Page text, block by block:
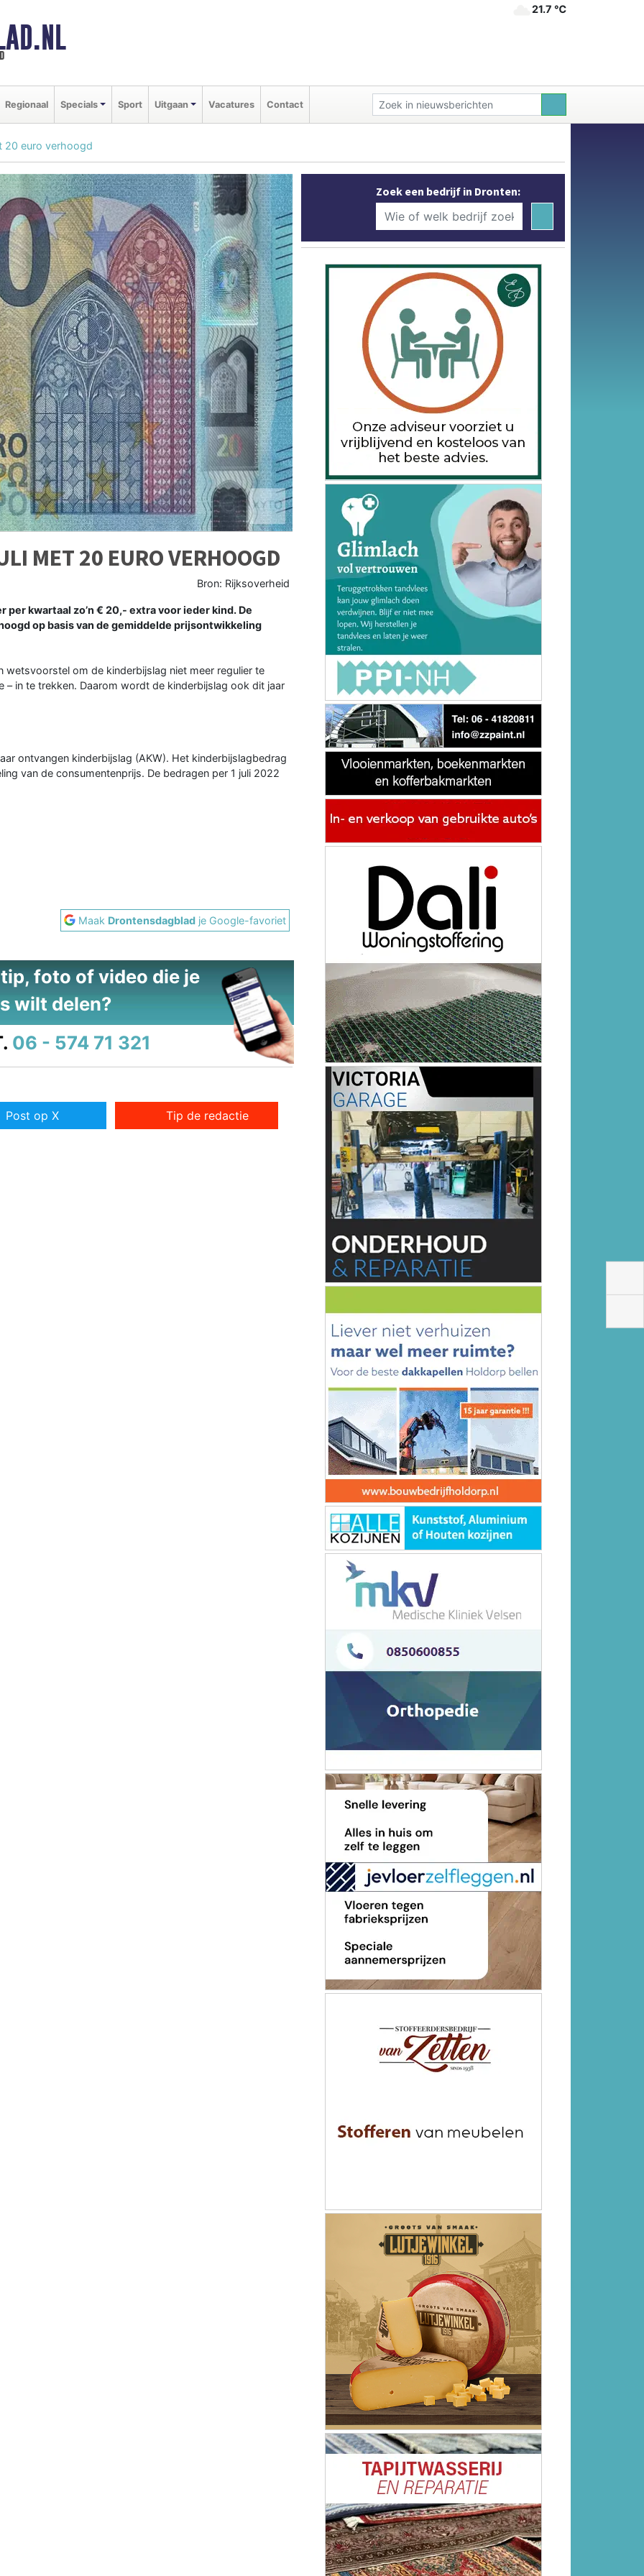
21.7 ℃
Regionaal Specials Sport Uitgaan Vacatures Contact
20 euro verhoogd
MET 20 EURO VERHOOGD
Bron: Rijksoverheid
per kwartaal zo’n € 20,- extra voor ieder kind. De
op basis van de gemiddelde prijsontwikkeling
om de kinderbijslag niet meer regulier te
– in te trekken. Daarom wordt de kinderbijslag ook dit jaar
ontvangen kinderbijslag (AKW). Het kinderbijslagbedrag
van de consumentenprijs. De bedragen per 1 juli 2022
Maak Drontensdagblad je Google-favoriet
foto of video die je
wilt delen?
06 - 574 71 321
Post op X Tip de redactie
Zoek een bedrijf in Dronten: